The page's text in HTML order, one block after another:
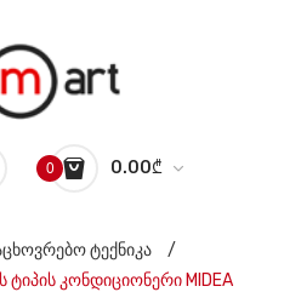
0 0.00₾
cart.
ტექნიკა
/
ტიპის კონდიციონერი MIDEA